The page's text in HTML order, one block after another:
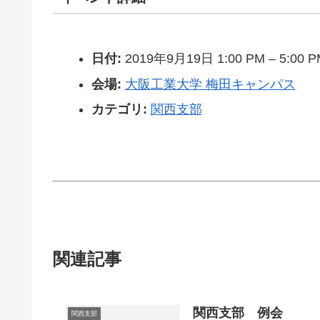
日付: 2019年9月19日 1:00 PM – 5:00
会場: 大阪工業大学 梅田キャンパス
カテゴリ: 関西支部
関連記事
関西支部 関西支部 例会